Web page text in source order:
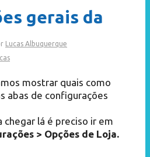
gerais da
Lucas Albuquerque
mostrar quais como
abas de configurações
chegar lá é preciso ir em
> Opções de Loja.